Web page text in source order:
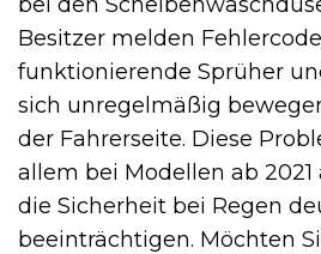
Besitzer melden
funktionierende Sprüher
sich unregelmäßig
der Fahrerseite. Diese
allem bei Modellen ab
die Sicherheit bei Regen
beeinträchtigen. Möchten